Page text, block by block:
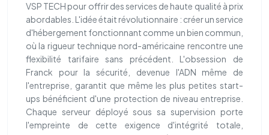
VSP TECH pour offrir des services de haute qualité à prix
abordables. L'idée était révolutionnaire : créer un service
d'hébergement fonctionnant comme un bien commun,
où la rigueur technique nord-américaine rencontre une
flexibilité tarifaire sans précédent. L'obsession de
Franck pour la sécurité, devenue l'ADN même de
l'entreprise, garantit que même les plus petites start-
ups bénéficient d'une protection de niveau entreprise.
Chaque serveur déployé sous sa supervision porte
l'empreinte de cette exigence d'intégrité totale,